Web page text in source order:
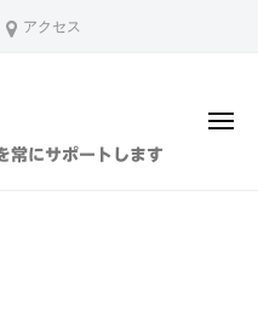
アクセス
常にサポートします
メ